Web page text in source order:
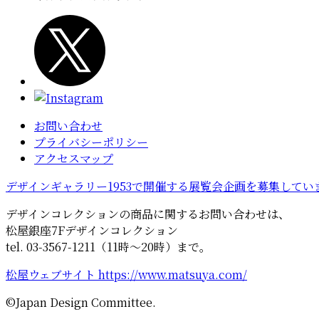
お問い合わせ
プライバシーポリシー
アクセスマップ
デザインギャラリー1953で開催する展覧会企画を募集してい
デザインコレクションの商品に関するお問い合わせは、
松屋銀座7Fデザインコレクション
tel. 03-3567-1211（11時～20時）まで。
松屋ウェブサイト https://www.matsuya.com/
©Japan Design Committee.